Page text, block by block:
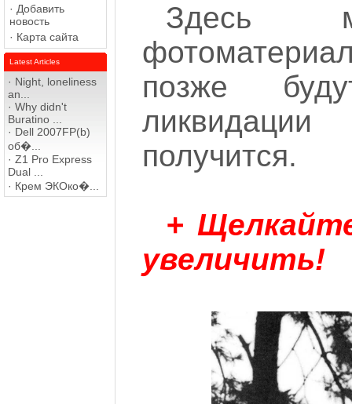
· Добавить
новость
· Карта сайта
Latest Articles
· Night, loneliness
an...
· Why didn't
Buratino ...
· Dell 2007FP(b)
об�...
· Z1 Pro Express
Dual ...
· Крем ЭКОко�...
Здесь
позже
получится.
+
увеличить!